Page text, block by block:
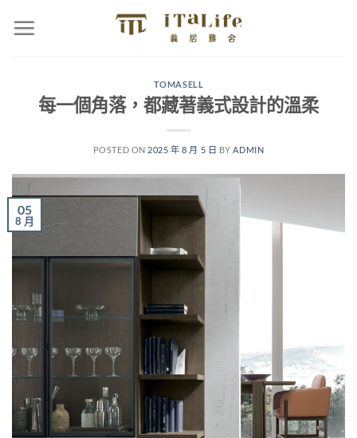
TOMASELL
每一個角落，都藏著義式設計的溫柔
POSTED ON 2025 年 8 月 5 日 BY ADMIN
05
8 月